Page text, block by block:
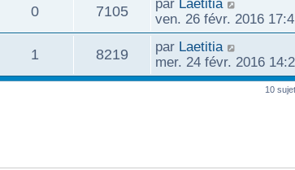
0 7105 par Laetitia
ven. 26 févr. 2016
1 8219 par Laetitia
mer. 24 févr. 2016
10